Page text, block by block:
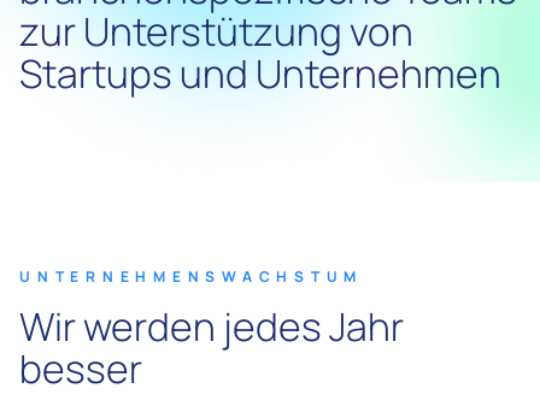
zur Unterstützung von
Startups und Unternehmen
UNTERNEHMENSWACHSTUM
Wir werden jedes Jahr
besser